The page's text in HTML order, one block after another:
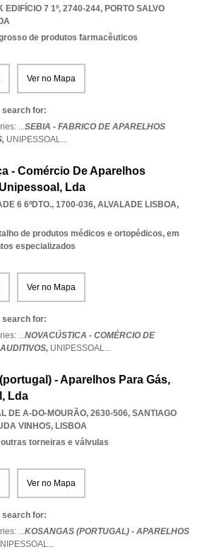
EDIFÍCIO 7 1º, 2740-244, PORTO SALVO
de produtos farmacêuticos
Ver no Mapa
search for:
...SEBIA - FABRICO DE APARELHOS
UNIPESSOAL...
- Comércio De Aparelhos
Lda
6 6ºDTO., 1700-036, ALVALADE LISBOA,
de produtos médicos e ortopédicos, em
especializados
Ver no Mapa
search for:
...NOVACÚSTICA - COMÉRCIO DE
UNIPESSOAL...
- Aparelhos Para Gás,
Lda
DE A-DO-MOURÃO, 2630-506, SANTIAGO
VINHOS, LISBOA
torneiras e válvulas
Ver no Mapa
search for:
...KOSANGAS (PORTUGAL) - APARELHOS
...